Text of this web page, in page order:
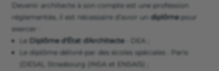
Devenir architecte à son compte est une profession
réglementée, il est nécessaire d’avoir un diplômepour
exercer :
Le
Diplôme d'État d'Architecte- DEA ;
Le diplôme délivré par des écoles spéciales : Paris
(DESA), Strasbourg (INSA et ENSAIS) ;